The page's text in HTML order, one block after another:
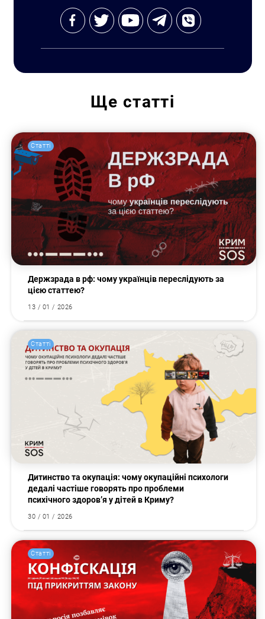
Пошук за запитом:
Ще статті
Статті
Держзрада в рф: чому українців переслідують за
цією статтею?
13 / 01 / 2026
Статті
Дитинство та окупація: чому окупаційні психологи
дедалі частіше говорять про проблеми
психічного здоров’я у дітей в Криму?
30 / 01 / 2026
Статті